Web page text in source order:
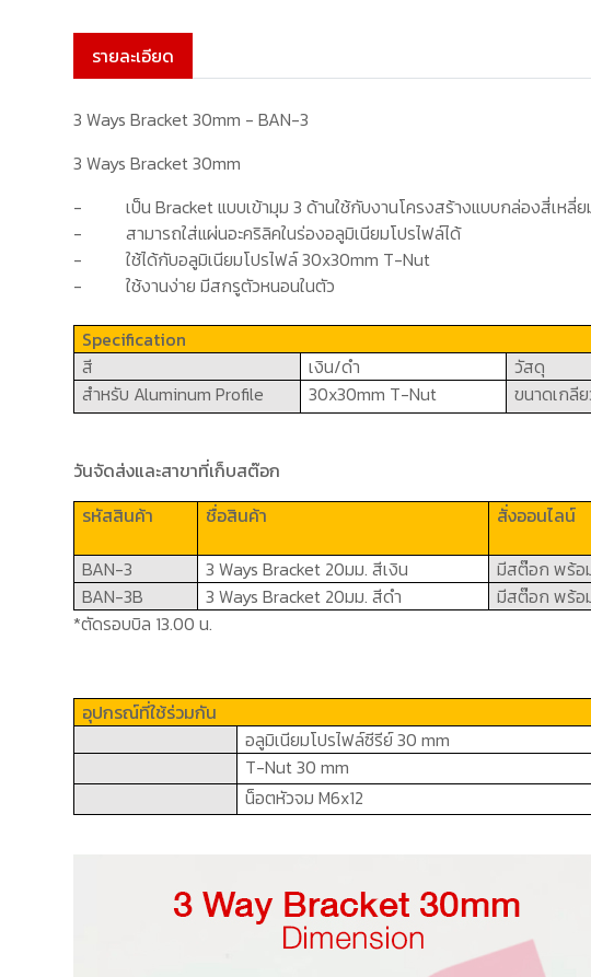
รายละเอียด
3 Ways Bracket 30mm - BAN-3
3 Ways Bracket 30mm
-
เป็นBracketแบบเข้ามุม 3 ด้านใช้กับงานโครงสร้างแบบกล่องสี่เหลี่ย
-
สามารถใส่แผ่นอะคริลิคในร่องอลูมิเนียมโปรไฟล์ได้
-
ใช้ได้กับอลูมิเนียมโปรไฟล์30x30mm T-Nut
-
ใช้งานง่าย มีสกรูตัวหนอนในตัว
Specification
สี
เงิน/ดำ วัสดุ
สำหรับ Aluminum Profile 30x30mm T-Nut ขนาดเกลี
วันจัดส่งและสาขาที่เก็บสต๊อก
รหัสสินค้า
ชื่อสินค้า สั่งออนไลน์
BAN-3
3 Ways Bracket 20มม. สีเงิน มีสต๊อกพร้อ
BAN-3B
3 Ways Bracket 20มม. สีดำ มีสต๊อกพร้อ
*ตัดรอบบิล 13.00 น.
อุปกรณ์ที่ใช้ร่วมกัน
อลูมิเนียมโปรไฟล์ซีรีย์30 mm
T-Nut 30 mm
น็อตหัวจมM6x12